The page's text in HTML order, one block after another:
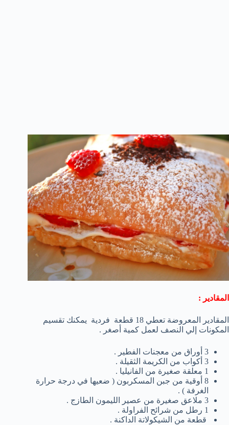
المقادير :
المقادير المعروضة تعطي 18 قطعة فردية يمكنك تقسيم
المكونات إلي النصف لعمل كمية أصغر .
3 أوراق من معجنات الفطير .
3 أكواب من الكريمة الثقيلة .
1 معلقة صغيرة من الفانيليا .
8 أوقية من جبن المسكربون ( ضعيها في درجة حرارة
الغرفة ) .
3 ملاعق صغيرة من عصير الليمون الطازج .
1 رطل من شرائح الفراولة .
قطعة من الشيكولاتة الداكنة .